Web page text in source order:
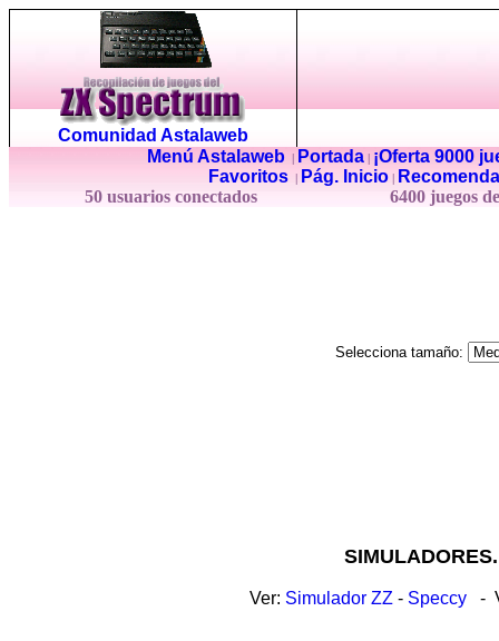
Comunidad Astalaweb
Menú Astalaweb| Portada|
¡Oferta 9000
Favoritos
Pág. Inicio
50 usuarios conectados
6400 juegos
Selecciona tamaño:
Ver: Simulador ZZ - Speccy -